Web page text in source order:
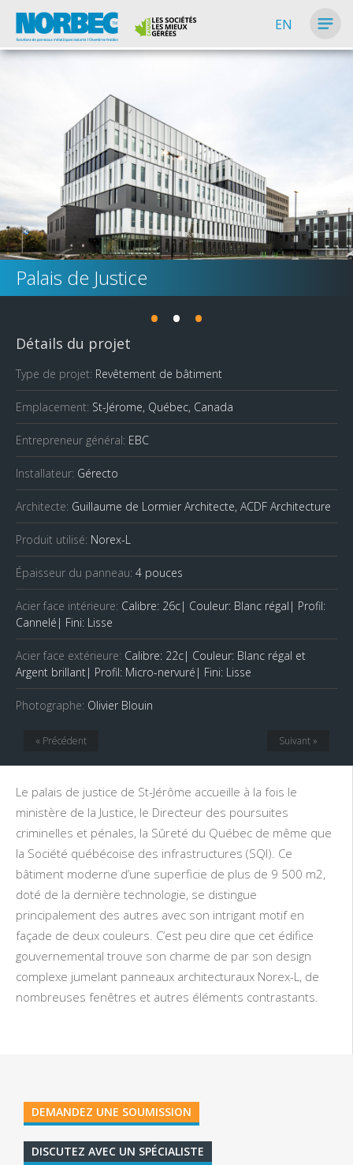
EN
Palais de Justice
• • •
Détails du projet
Type de projet: Revêtement de bâtiment
Emplacement: St-Jérome, Québec, Canada
Entrepreneur général: EBC
Installateur: Gérecto
Architecte: Guillaume de Lormier Architecte, ACDF Architecture
Produit utilisé: Norex-L
Épaisseur du panneau: 4 pouces
Acier face intérieure: Calibre: 26c| Couleur: Blanc régal| Profil:
Cannelé| Fini: Lisse
Acier face extérieure: Calibre: 22c| Couleur: Blanc régal et
Argent brillant| Profil: Micro-nervuré| Fini: Lisse
Photographe: Olivier Blouin
Suivant »
« Précédent
Le palais de justice de St-Jérôme accueille à la fois le
ministère de la Justice, le Directeur des poursuites
criminelles et pénales, la Sûreté du Québec de même que
la Société québécoise des infrastructures (SQI). Ce
bâtiment moderne d’une superficie de plus de 9 500 m2,
doté de la dernière technologie, se distingue
principalement des autres avec son intrigant motif en
façade de deux couleurs. C’est peu dire que cet édifice
gouvernemental trouve son charme de par son design
complexe jumelant panneaux architecturaux Norex-L, de
nombreuses fenêtres et autres éléments contrastants.
DEMANDEZ UNE SOUMISSION
DISCUTEZ AVEC UN SPÉCIALISTE